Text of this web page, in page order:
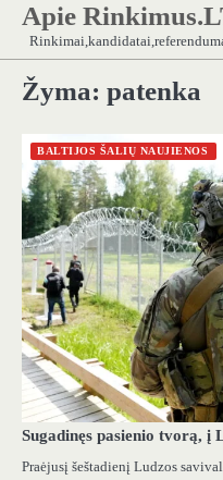
Skip
content
Apie
Žyma: patenka
BALTIJOS ŠALIŲ NAUJIENOS
Sugadinęs pasienio tvorą, į
Praėjusį šeštadienį Ludzos